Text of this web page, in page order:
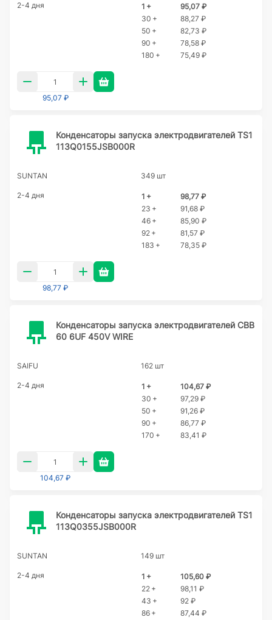
2-4 дня 1 +
95,07 ₽
30 +
88,27 ₽
50 +
82,73 ₽
90 +
78,58 ₽
180 +
75,49 ₽
95,07 ₽
Конденсаторы запуска электродвигателей TS1
113Q0155JSB000R
SUNTAN 349 шт
2-4 дня 1 +
98,77 ₽
23 +
91,68 ₽
46 +
85,90 ₽
92 +
81,57 ₽
183 +
78,35 ₽
98,77 ₽
Конденсаторы запуска электродвигателей CBB
60 6UF 450V WIRE
SAIFU 162 шт
2-4 дня 1 +
104,67 ₽
30 +
97,29 ₽
50 +
91,26 ₽
90 +
86,77 ₽
170 +
83,41 ₽
104,67 ₽
Конденсаторы запуска электродвигателей TS1
113Q0355JSB000R
SUNTAN 149 шт
2-4 дня 1 +
105,60 ₽
22 +
98,11 ₽
43 +
92 ₽
86 +
87,44 ₽